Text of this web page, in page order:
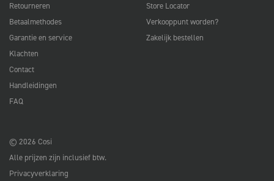
Retourneren
Betaalmethodes
Garantie en service
Klachten
Contact
Handleidingen
FAQ
Store Locator
Verkooppunt worden?
Zakelijk bestellen
© 2026 Cosi
Alle prijzen zijn inclusief btw.
Privacyverklaring